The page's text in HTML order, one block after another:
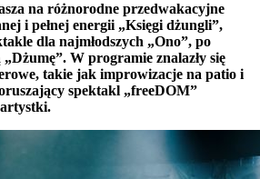
na różnorodne przedwakacyjne
i pełnej energii „Księgi dżungli”,
dla najmłodszych „Ono”, po
W programie znalazły się
takie jak improwizacje na patio i
spektakl „freeDOM”